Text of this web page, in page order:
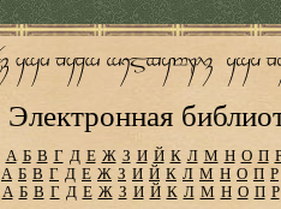
Электронная
А Б В Г Д Е Ж З И Й К Л М Н О П
А Б В Г Д Е Ж З И Й К Л М Н О П Р
А Б В Г Д Е Ж З И Й К Л М Н О П Р